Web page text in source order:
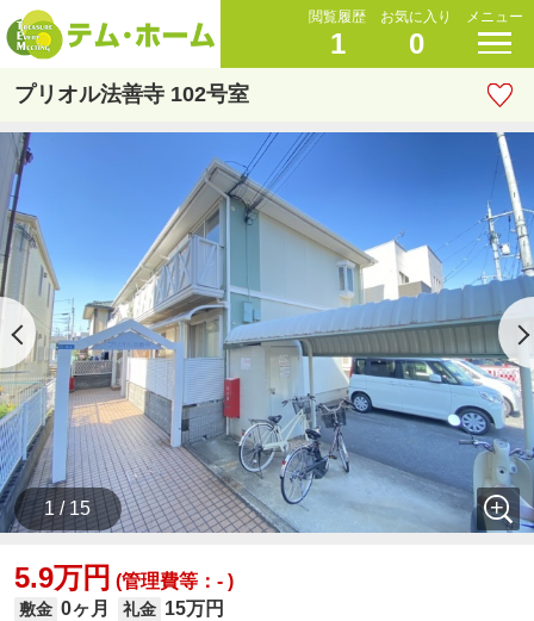
閲覧履歴
1
お気に入り
0
メニュー
プリオル法善寺 102号室
1 / 15
5.9万円 (管理費等：- )
敷金 0ヶ月 礼金 15万円